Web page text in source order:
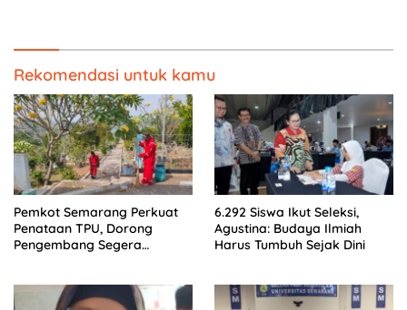
Rekomendasi untuk kamu
Pemkot Semarang Perkuat
Penataan TPU, Dorong
Pengembang Segera
6.292 Siswa Ikut Seleksi,
Agustina: Budaya Ilmiah
Harus Tumbuh Sejak Dini